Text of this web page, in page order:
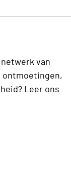
van
ontmoetingen,
Leer ons